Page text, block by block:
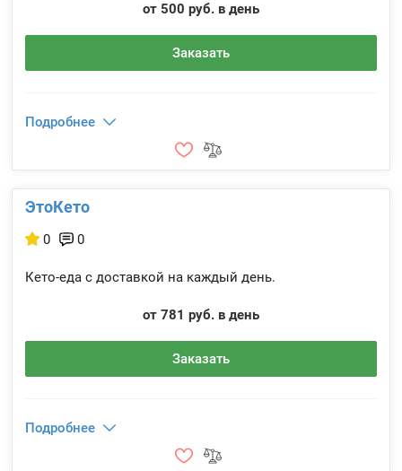
от 500 руб. в день
Заказать
Подробнее
ЭтоКето
0 0
Кето-еда с доставкой на каждый день.
от 781 руб. в день
Заказать
Подробнее